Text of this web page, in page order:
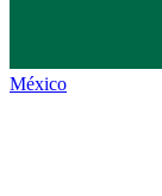
México